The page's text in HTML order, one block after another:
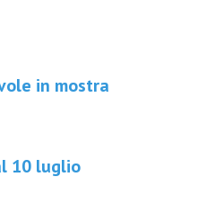
in mostra
10 luglio